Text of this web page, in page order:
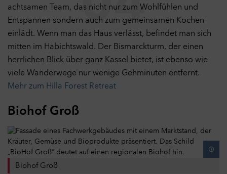
achtsamen Team, das nicht nur zum Wohlfühlen und
Entspannen sondern auch zum gemeinsamen Kochen
einlädt. Wenn man das Haus verlässt, befindet man sich
mitten im Habichtswald. Der Bismarckturm, der einen
herrlichen Blick über ganz Kassel bietet, ist ebenso wie
viele Wanderwege nur wenige Gehminuten entfernt.
Mehr zum Hilla Forest Retreat
Biohof Groß
Biohof Groß